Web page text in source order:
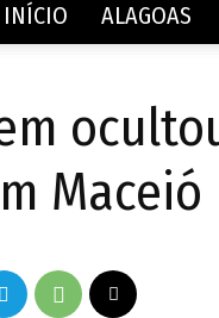
INÍCIO ALAGOAS
Maceió